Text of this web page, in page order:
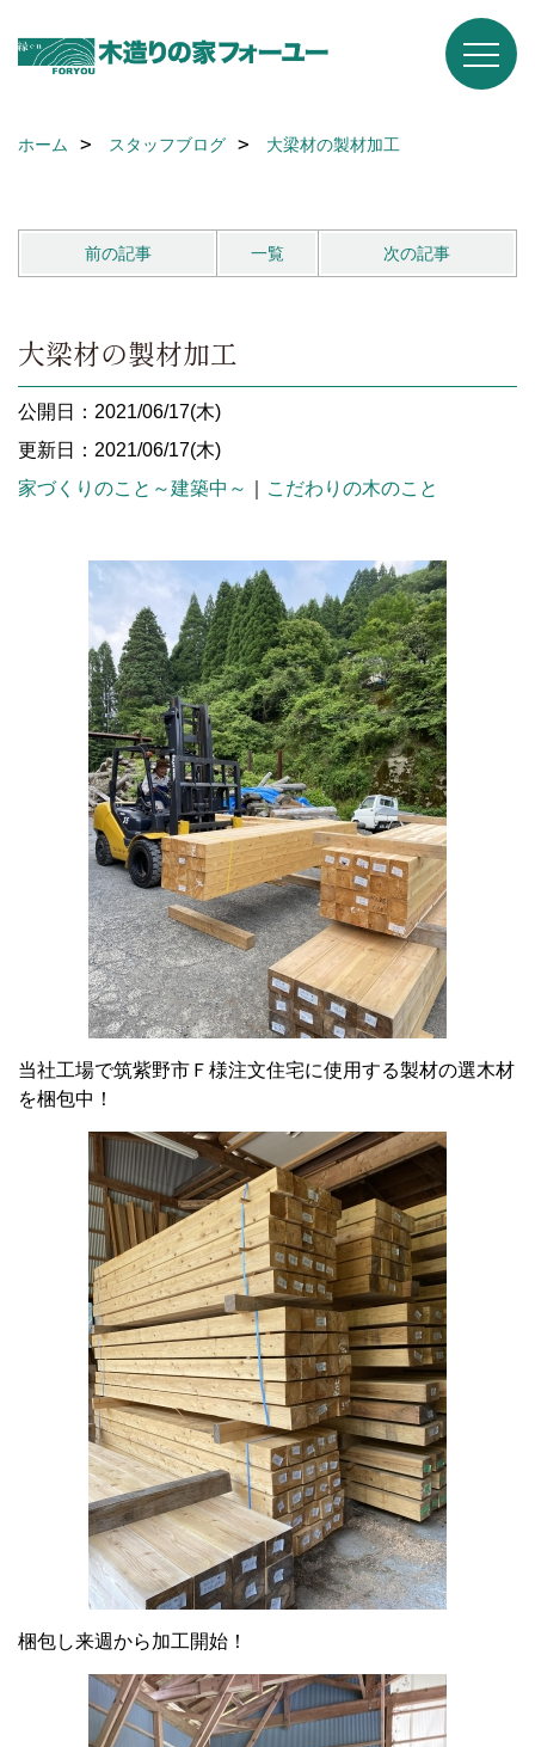
ホーム スタッフブログ 大梁材の製材加工
前の記事 一覧 次の記事
大梁材の製材加工
公開日：2021/06/17(木)
更新日：2021/06/17(木)
家づくりのこと～建築中～
こだわりの木のこと
当社工場で筑紫野市Ｆ様注文住宅に使用する製材の選木材
を梱包中！
梱包し来週から加工開始！